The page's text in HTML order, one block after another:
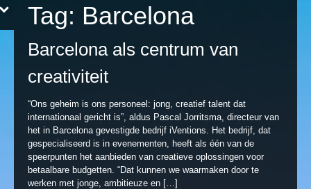
Tag: Barcelona
Barcelona als centrum van
creativiteit
“Ons geheim is ons personeel: jong, creatief talent dat
internationaal gericht is”, aldus Pascal Jorritsma, directeur van
het in Barcelona gevestigde bedrijf iVentions. Het bedrijf, dat
gespecialiseerd is in evenementen, heeft als één van de
speerpunten het aanbieden van creatieve oplossingen voor
betaalbare budgetten. “Dat kunnen we waarmaken door te
werken met jonge, ambitieuze en […]